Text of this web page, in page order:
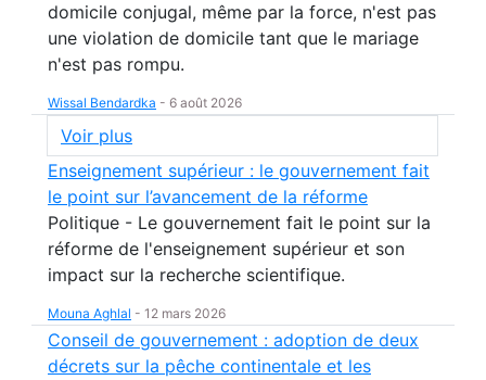
domicile conjugal, même par la force, n'est pas
une violation de domicile tant que le mariage
n'est pas rompu.
Wissal Bendardka - 6 août 2026
Voir plus
Enseignement supérieur : le gouvernement fait
le point sur l’avancement de la réforme
Politique - Le gouvernement fait le point sur la
réforme de l'enseignement supérieur et son
impact sur la recherche scientifique.
Mouna Aghlal - 12 mars 2026
Conseil de gouvernement : adoption de deux
décrets sur la pêche continentale et les